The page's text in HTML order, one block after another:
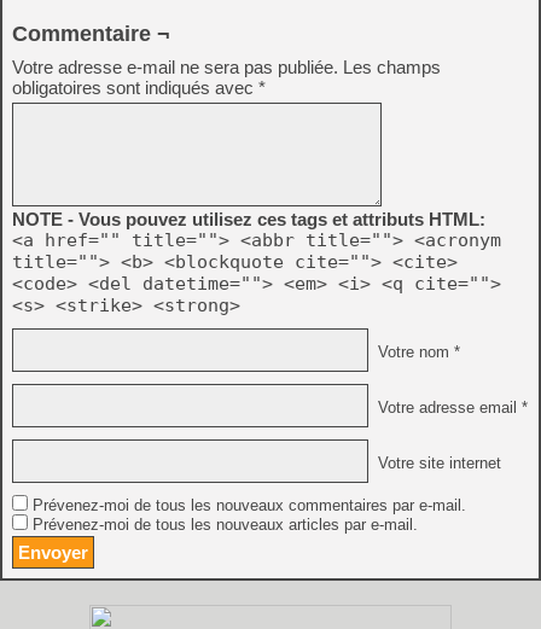
Commentaire ¬
Votre adresse e-mail ne sera pas publiée. Les champs
obligatoires sont indiqués avec *
NOTE - Vous pouvez utilisez ces tags et attributs HTML:
<a href="" title=""> <abbr title=""> <acronym
title=""> <b> <blockquote cite=""> <cite>
<code> <del datetime=""> <em> <i> <q cite="">
<s> <strike> <strong>
Votre nom *
Votre adresse email *
Votre site internet
Prévenez-moi de tous les nouveaux commentaires par e-mail.
Prévenez-moi de tous les nouveaux articles par e-mail.